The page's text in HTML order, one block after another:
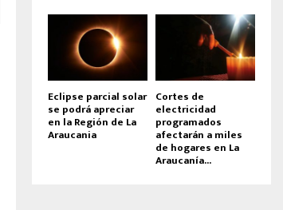
Eclipse parcial solar
se podrá apreciar
en la Región de La
Araucania
Cortes de
electricidad
programados
afectarán a miles
de hogares en La
Araucanía...